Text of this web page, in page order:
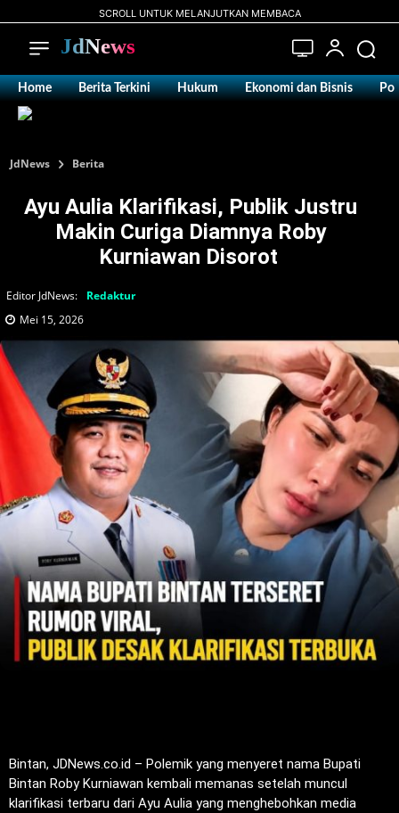
SCROLL UNTUK MELANJUTKAN MEMBACA
JdNews
Home Berita Terkini Hukum Ekonomi dan Bisnis
JdNews Berita
Ayu Aulia Klarifikasi, Publik Justru
Makin Curiga Diamnya Roby
Kurniawan Disorot ‎
Editor JdNews:
Redaktur
Mei 15, 2026
Bintan, JDNews.co.id – Polemik yang menyeret nama Bupati
Bintan Roby Kurniawan kembali memanas setelah muncul
klarifikasi terbaru dari Ayu Aulia yang menghebohkan media